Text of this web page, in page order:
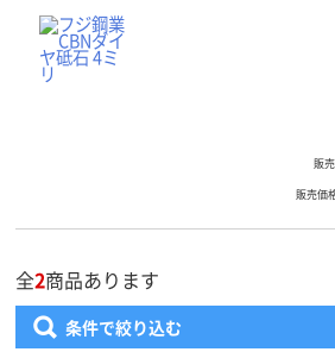
販売
販売価格
全2商品あります
条件で絞り込む